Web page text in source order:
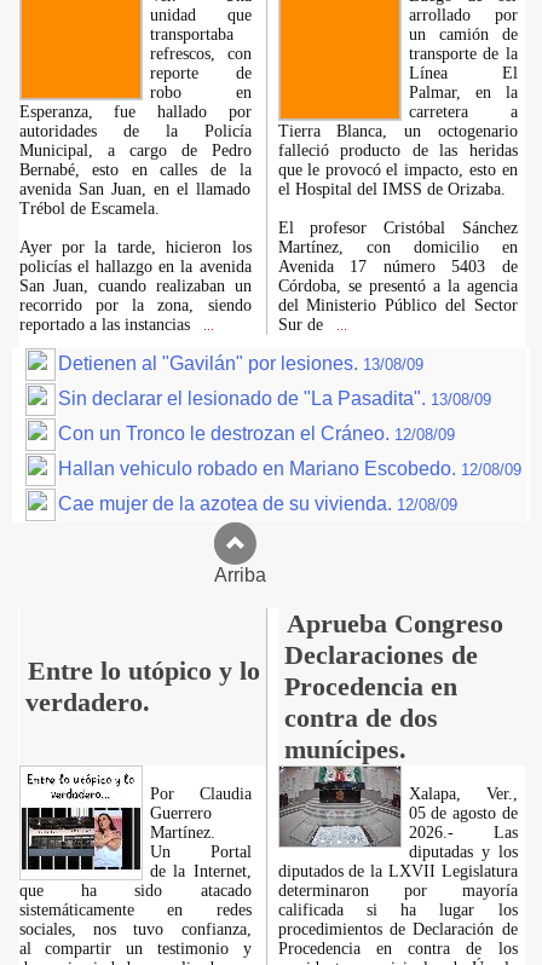
unidad que
transportaba
refrescos, con
reporte de
robo en
Esperanza, fue hallado por
autoridades de la Policía
Municipal, a cargo de Pedro
Bernabé, esto en calles de la
avenida San Juan, en el llamado
Trébol de Escamela.
Ayer por la tarde, hicieron los
policías el hallazgo en la avenida
San Juan, cuando realizaban un
recorrido por la zona, siendo
reportado a las instancias
arrollado por
un camión de
transporte de la
Línea El
Palmar, en la
carretera a
Tierra Blanca, un octogenario
falleció producto de las heridas
que le provocó el impacto, esto en
el Hospital del IMSS de Orizaba.
El profesor Cristóbal Sánchez
Martínez, con domicilio en
Avenida 17 número 5403 de
Córdoba, se presentó a la agencia
del Ministerio Público del Sector
Sur de
Detienen al "Gavilán" por lesiones. 13/08/09
Sin declarar el lesionado de "La Pasadita". 13/08/09
Con un Tronco le destrozan el Cráneo. 12/08/09
Hallan vehiculo robado en Mariano Escobedo. 12/08/09
Cae mujer de la azotea de su vivienda. 12/08/09
Arriba
Entre lo utópico y lo
verdadero.
Aprueba Congreso
Declaraciones de
Procedencia en
contra de dos
munícipes.
Por Claudia
Guerrero
Martínez.
​Un Portal
de la Internet,
que ha sido atacado
sistemáticamente en redes
sociales, nos tuvo confianza,
al compartir un testimonio y
Xalapa, Ver.,
05 de agosto de
2026.- Las
diputadas y los
diputados de la LXVII Legislatura
determinaron por mayoría
calificada si ha lugar los
procedimientos de Declaración de
Procedencia en contra de los